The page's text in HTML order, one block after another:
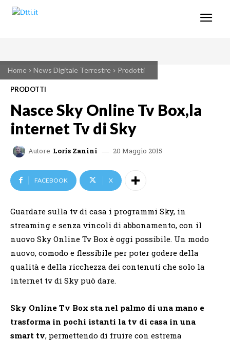
Home News Digitale Terrestre Prodotti
PRODOTTI
Nasce Sky Online Tv Box,la
internet Tv di Sky
Autore Loris Zanini 20 Maggio 2015
FACEBOOK X
Guardare sulla tv di casa i programmi Sky, in
streaming e senza vincoli di abbonamento, con il
nuovo Sky Online Tv Box è oggi possibile. Un modo
nuovo, comodo e flessibile per poter godere della
qualità e della ricchezza dei contenuti che solo la
internet tv di Sky può dare.
Sky Online Tv Box sta nel palmo di una mano e
trasforma in pochi istanti la tv di casa in una
smart tv, permettendo di fruire con estrema